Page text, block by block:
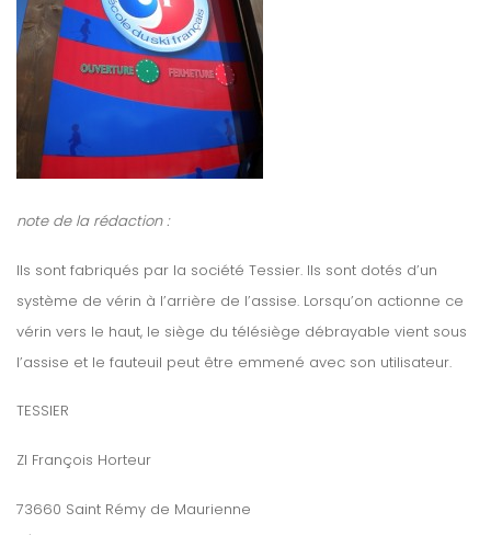
note de la rédaction :
Ils sont fabriqués par la société Tessier. Ils sont dotés d’un
système de vérin à l’arrière de l’assise. Lorsqu’on actionne ce
vérin vers le haut, le siège du télésiège débrayable vient sous
l’assise et le fauteuil peut être emmené avec son utilisateur.
TESSIER
ZI François Horteur
73660 Saint Rémy de Maurienne